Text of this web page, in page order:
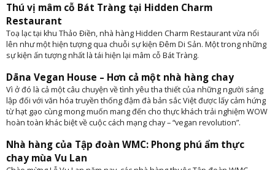
Thú vị mâm cỗ Bát Tràng tại Hidden Charm
Restaurant
Toạ lạc tại khu Thảo Điền, nhà hàng Hidden Charm Restaurant vừa nổi
lên như một hiện tượng qua chuỗi sự kiện Đêm Di Sản. Một trong những
sự kiện ấn tượng nhất là tái hiện lại mâm cỗ Bát Tràng.
Dāna Vegan House – Hơn cả một nhà hàng chay
Vì ở đó là cả một câu chuyện về tình yêu tha thiết của những người sáng
lập đối với văn hóa truyền thống đậm đà bản sắc Việt được lấy cảm hứng
từ hạt gạo cùng mong muốn mang đến cho thực khách trải nghiệm WOW
hoàn toàn khác biệt về cuộc cách mạng chay – “vegan revolution”.
Nhà hàng của Tập đoàn WMC: Phong phú ẩm thực
chay mùa Vu Lan